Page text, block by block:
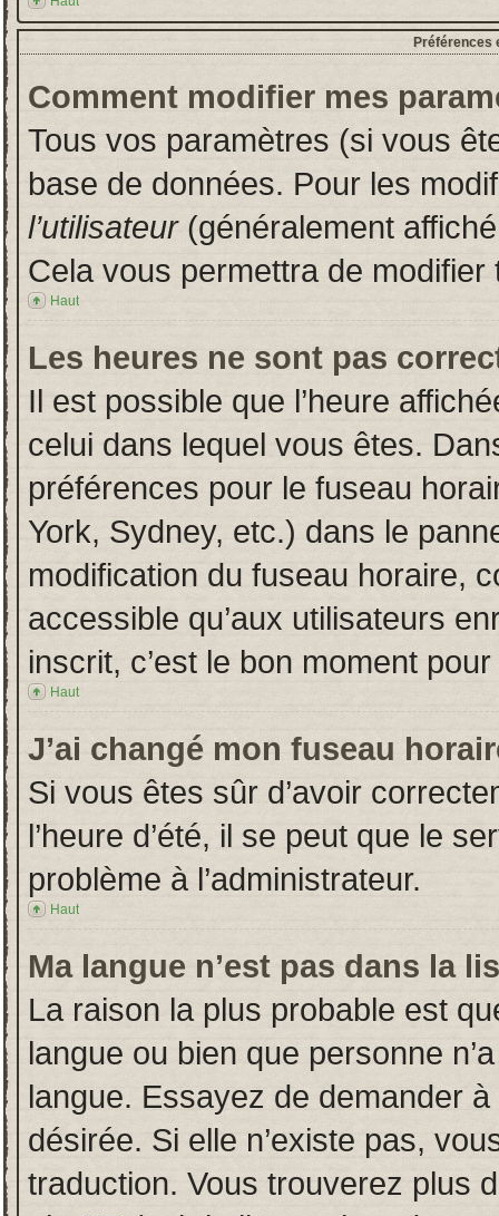
Préférences
Comment modifier mes
Tous vos paramètres (si vous
base de données. Pour les
l’utilisateur(généralement
Cela vous permettra de
Haut
Les heures ne sont pas
Il est possible que l’heure
celui dans lequel vous êtes.
préférences pour le fuseau
York, Sydney, etc.) dans le
modification du fuseau horaire,
accessible qu’aux utilisateurs
inscrit, c’est le bon moment
Haut
J’ai changé mon fuseau
Si vous êtes sûr d’avoir
l’heure d’été, il se peut que le
problème à l’administrateur.
Haut
Ma langue n’est pas dans la
La raison la plus probable est
langue ou bien que personne
langue. Essayez de demander à
désirée. Si elle n’existe pas,
traduction. Vous trouverez plus